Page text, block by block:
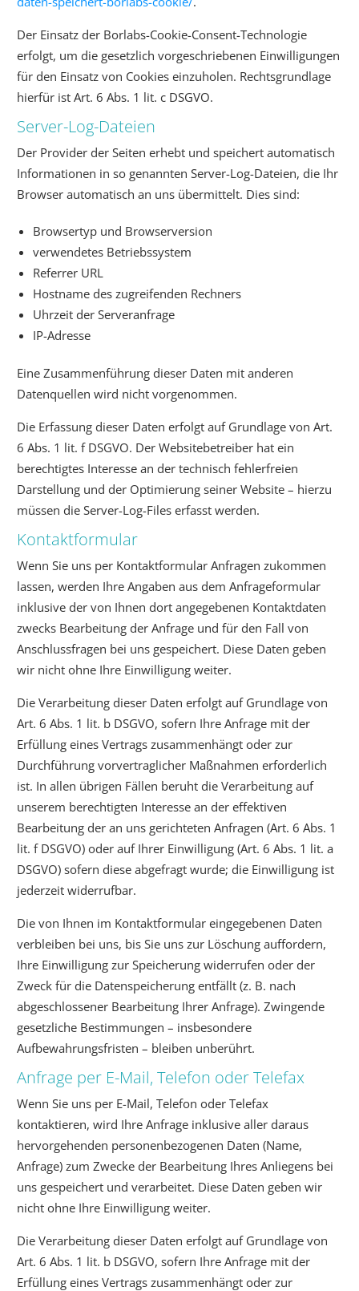
Der Einsatz der Borlabs-Cookie-Consent-Technologie
erfolgt, um die gesetzlich vorgeschriebenen Einwilligungen
für den Einsatz von Cookies einzuholen. Rechtsgrundlage
hierfür ist Art. 6 Abs. 1 lit. c DSGVO.
Server-Log-Dateien
Der Provider der Seiten erhebt und speichert automatisch
Informationen in so genannten Server-Log-Dateien, die Ihr
Browser automatisch an uns übermittelt. Dies sind:
Browsertyp und Browserversion
verwendetes Betriebssystem
Referrer URL
Hostname des zugreifenden Rechners
Uhrzeit der Serveranfrage
IP-Adresse
Eine Zusammenführung dieser Daten mit anderen
Datenquellen wird nicht vorgenommen.
Die Erfassung dieser Daten erfolgt auf Grundlage von Art.
6 Abs. 1 lit. f DSGVO. Der Websitebetreiber hat ein
berechtigtes Interesse an der technisch fehlerfreien
Darstellung und der Optimierung seiner Website – hierzu
müssen die Server-Log-Files erfasst werden.
Kontaktformular
Wenn Sie uns per Kontaktformular Anfragen zukommen
lassen, werden Ihre Angaben aus dem Anfrageformular
inklusive der von Ihnen dort angegebenen Kontaktdaten
zwecks Bearbeitung der Anfrage und für den Fall von
Anschlussfragen bei uns gespeichert. Diese Daten geben
wir nicht ohne Ihre Einwilligung weiter.
Die Verarbeitung dieser Daten erfolgt auf Grundlage von
Art. 6 Abs. 1 lit. b DSGVO, sofern Ihre Anfrage mit der
Erfüllung eines Vertrags zusammenhängt oder zur
Durchführung vorvertraglicher Maßnahmen erforderlich
ist. In allen übrigen Fällen beruht die Verarbeitung auf
unserem berechtigten Interesse an der effektiven
Bearbeitung der an uns gerichteten Anfragen (Art. 6 Abs. 1
lit. f DSGVO) oder auf Ihrer Einwilligung (Art. 6 Abs. 1 lit. a
DSGVO) sofern diese abgefragt wurde; die Einwilligung ist
jederzeit widerrufbar.
Die von Ihnen im Kontaktformular eingegebenen Daten
verbleiben bei uns, bis Sie uns zur Löschung auffordern,
Ihre Einwilligung zur Speicherung widerrufen oder der
Zweck für die Datenspeicherung entfällt (z. B. nach
abgeschlossener Bearbeitung Ihrer Anfrage). Zwingende
gesetzliche Bestimmungen – insbesondere
Aufbewahrungsfristen – bleiben unberührt.
Anfrage per E-Mail, Telefon oder Telefax
Wenn Sie uns per E-Mail, Telefon oder Telefax
kontaktieren, wird Ihre Anfrage inklusive aller daraus
hervorgehenden personenbezogenen Daten (Name,
Anfrage) zum Zwecke der Bearbeitung Ihres Anliegens bei
uns gespeichert und verarbeitet. Diese Daten geben wir
nicht ohne Ihre Einwilligung weiter.
Die Verarbeitung dieser Daten erfolgt auf Grundlage von
Art. 6 Abs. 1 lit. b DSGVO, sofern Ihre Anfrage mit der
Erfüllung eines Vertrags zusammenhängt oder zur